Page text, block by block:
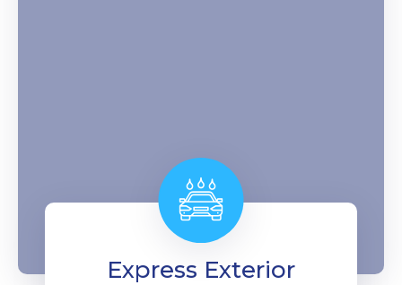
Express Exterior